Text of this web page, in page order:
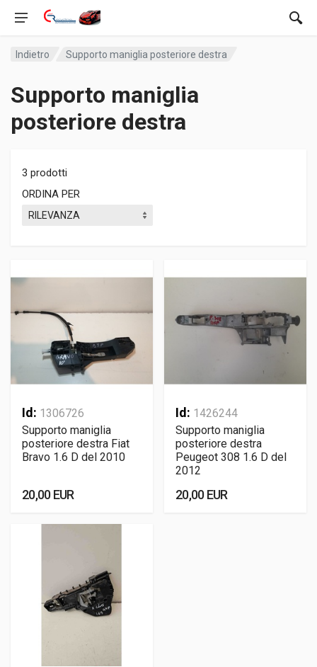
Indietro Supporto maniglia posteriore destra
Supporto maniglia
posteriore destra
3 prodotti
ORDINA PER
Id: 1306726
Supporto maniglia
posteriore destra Fiat
Bravo 1.6 D del 2010
20,00 EUR
Id: 1426244
Supporto maniglia
posteriore destra
Peugeot 308 1.6 D del
2012
20,00 EUR